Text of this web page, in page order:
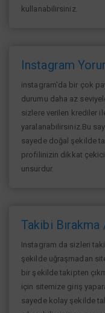
kullanabilirsiniz.
Instagram
instagram'da bir çok
durumu daha az
sizlere verilen krediler
yaralanabilirsiniz.Bu
sayede doğal şekilde
profilinizin dikkat çekici
unsurdur.
Takibi
Instagram da sizleri
şekilde uğraşmadan
bir şekilde takipten
için sitemize giriş
sayede kolay şekilde